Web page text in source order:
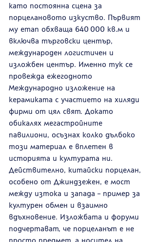
като постоянна сцена за
порцелановото изкуство. Първият
му етап обхваща 640 000 кв.м и
включва търговски център,
международен логистичен и
изложбен център. Именно тук се
провежда ежегодното
Международно изложение на
керамиката с участието на хиляди
фирми от цял свят. Докато
обикалях мегастройните
павилиони, осъзнах колко дълбоко
този материал е вплетен в
историята и културата ни.
Действително, китайски порцелан,
особено от Джиндзежен, е мост
между изтока и запада – пример за
културен обмен и взаимно
вдъхновение. Изложбата и форуми
подчертават, че порцеланът е не